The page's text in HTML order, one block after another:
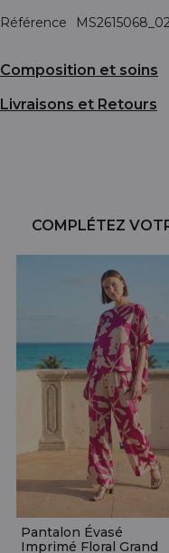
Référence
Composition et soins
Livraisons et Retours
COMPLÉTEZ
Pantalon Évasé
Imprimé Floral Grand